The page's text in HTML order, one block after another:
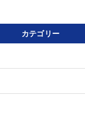
カテゴリー